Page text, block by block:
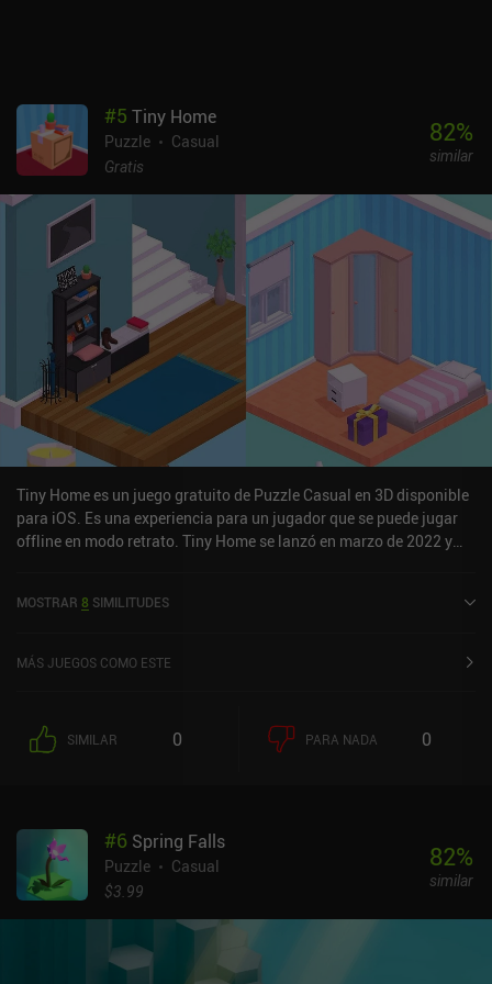
#5 Tiny Home
Puzzle
Casual
Gratis
82%
similar
Tiny Home es un juego gratuito de Puzzle Casual en 3D disponible
para iOS. Es una experiencia para un jugador que se puede jugar
offline en modo retrato. Tiny Home se lanzó en marzo de 2022 y
MOSTRAR 8 SIMILITUDES
MÁS JUEGOS COMO ESTE
SIMILAR 0 PARA NADA 0
#6 Spring Falls
Puzzle
Casual
$3.99
82%
similar